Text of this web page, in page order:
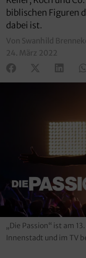
biblischen Figuren
dabei ist.
Von Swanhild
24. März 2022
„Die Passion“ ist am
Innenstadt und im TV